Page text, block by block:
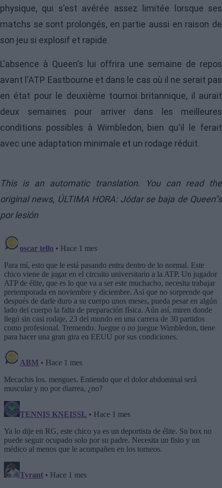
physique, qui s'est avérée assez limitée lorsque ses
matchs se sont prolongés, en partie aussi en raison de
son jeu si explosif et rapide.
L'absence à Queen's lui offrira une semaine de repos
avant l'ATP Eastbourne et dans le cas où il ne serait pas
en état pour le deuxième tournoi britannique, il aurait
deux semaines pour arriver dans les meilleures
conditions possibles à Wimbledon, bien qu'il le ferait
avec une adaptation minimale et un rodage réduit.
This is an automatic translation. You can read the
original news, ÚLTIMA HORA: Jódar se baja de Queen"s
por lesión